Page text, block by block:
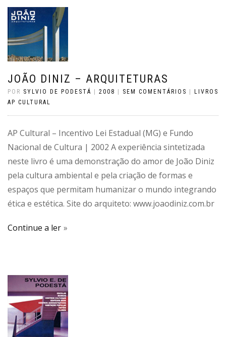
JOÃO DINIZ – ARQUITETURAS
POR SYLVIO DE PODESTÁ | 2008 | SEM COMENTÁRIOS | LIVROS
AP CULTURAL
AP Cultural – Incentivo Lei Estadual (MG) e Fundo
Nacional de Cultura | 2002 A experiência sintetizada
neste livro é uma demonstração do amor de João Diniz
pela cultura ambiental e pela criação de formas e
espaços que permitam humanizar o mundo integrando
ética e estética. Site do arquiteto: www.joaodiniz.com.br
Continue a ler